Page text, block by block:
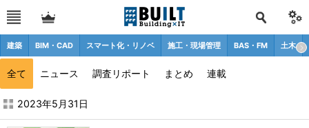
建築 BIM・CAD スマート化・リノベ 施工・現場管理 BAS・FM 土木
全て ニュース 調査リポート まとめ 連載
2023年5月の記事一覧 - BUILT
2023年5月31日